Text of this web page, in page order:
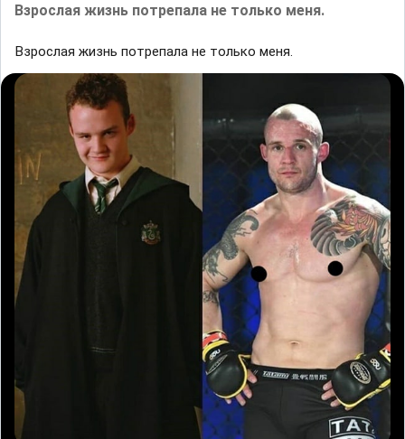
Взрослая жизнь потрепала не только меня.
Взрослая жизнь потрепала не только меня.